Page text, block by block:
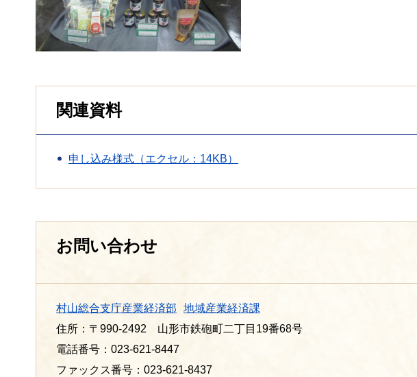
関連資料
申し込み様式（エクセル：14KB）
お問い合わせ
村山総合支庁産業経済部
地域産業経済課
住所：〒990-2492 山形市鉄砲町二丁目19番68号
電話番号：023-621-8447
ファックス番号：023-621-8437